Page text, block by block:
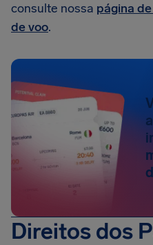
consulte nossa página
de voo.
Direitos dos